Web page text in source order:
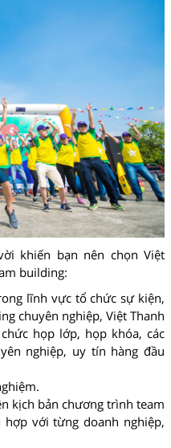
khiến bạn nên chọn Việt
building:
lĩnh vực tổ chức sự kiện,
chuyên nghiệp, Việt Thanh
họp lớp, họp khóa, các
nghiệp, uy tín hàng đầu
kịch bản chương trình team
với từng doanh nghiệp,